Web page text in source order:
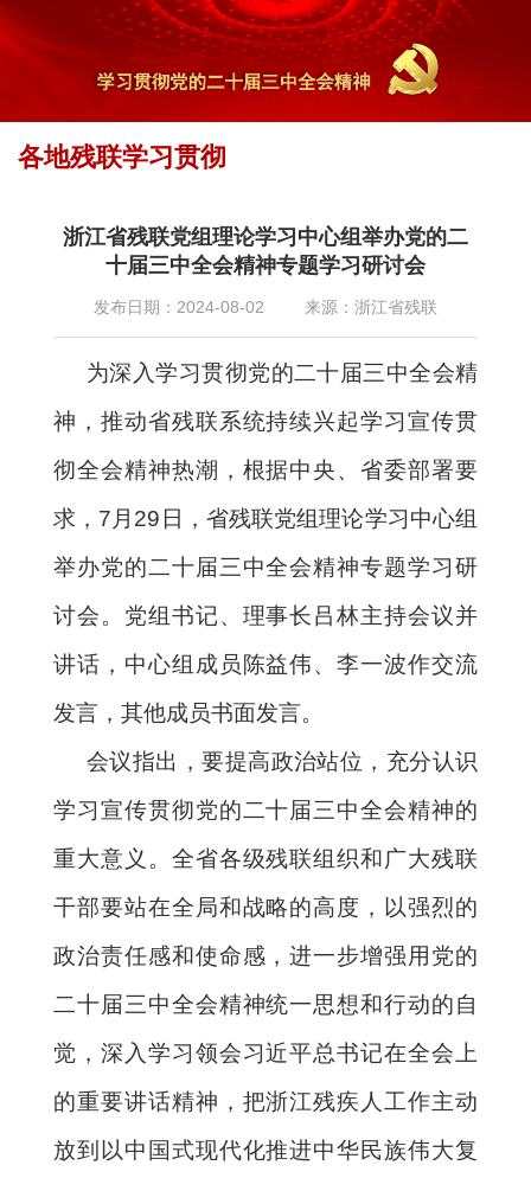
各地残联学习贯彻
神» 各地残联学习贯彻
浙江省残联党组理论学习中心组举办党的二
十届三中全会精神专题学习研讨会
发布日期：2024-08-02 来源：浙江省残联
为深入学习贯彻党的二十届三中全会精
神，推动省残联系统持续兴起学习宣传贯
彻全会精神热潮，根据中央、省委部署要
求，7月29日，省残联党组理论学习中心组
举办党的二十届三中全会精神专题学习研
讨会。党组书记、理事长吕林主持会议并
讲话，中心组成员陈益伟、李一波作交流
发言，其他成员书面发言。
会议指出，要提高政治站位，充分认识
学习宣传贯彻党的二十届三中全会精神的
重大意义。全省各级残联组织和广大残联
干部要站在全局和战略的高度，以强烈的
政治责任感和使命感，进一步增强用党的
二十届三中全会精神统一思想和行动的自
觉，深入学习领会习近平总书记在全会上
的重要讲话精神，把浙江残疾人工作主动
放到以中国式现代化推进中华民族伟大复